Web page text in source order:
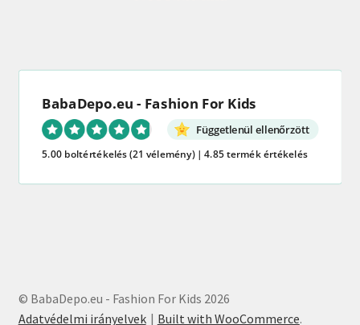
BabaDepo.eu - Fashion For Kids
Függetlenül ellenőrzött
5.00 boltértékelés(21 vélemény)| 4.85 termék értékelés
© BabaDepo.eu - Fashion For Kids 2026
Adatvédelmi irányelvek
Built with WooCommerce.